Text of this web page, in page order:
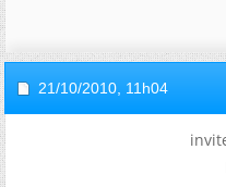
21/10/2010, 11h04